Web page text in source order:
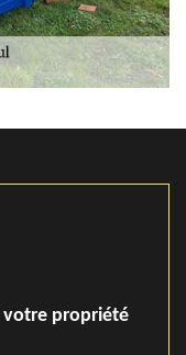
votre propriété